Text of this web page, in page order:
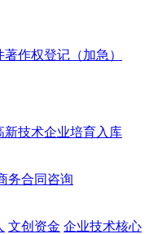
著作权登记（加急）
新技术企业培育入库
务合同咨询
文创资金 企业技术核心